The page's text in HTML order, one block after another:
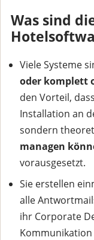
Was sind
Viele Systeme
oder komplett
den Vorteil,
Installation an
sondern
managen
vorausgesetzt.
Sie erstellen
alle
ihr Corporate